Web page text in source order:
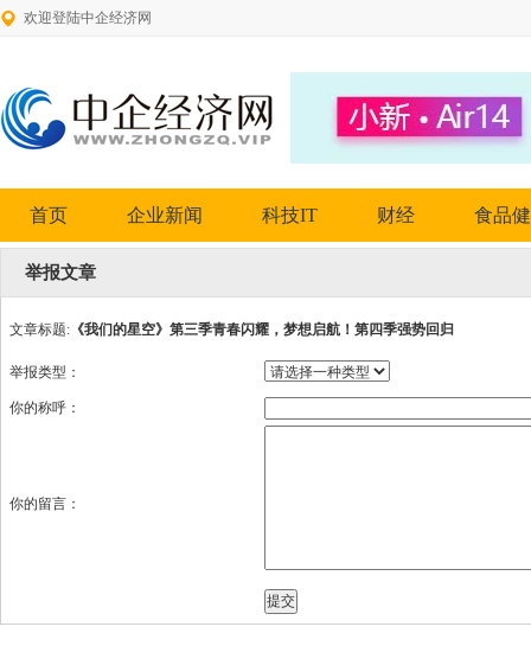
欢迎登陆中企经济网
首页 企业新闻 科技IT 财经 食品
举报文章
文章标题: 《我们的星空》第三季青春闪耀，梦想启航！第四季强势回归
举报类型：
你的称呼：
你的留言：